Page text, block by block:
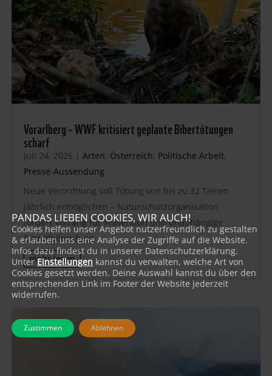
Vorarlberg – WWF kritisiert geplante Bibertötungen
scharf
Juli 24, 2026 | Arten, Österreich, Politische Arbeit,
Presse-Aussendung
Neue Verordnung soll Tötung von bis zu 32 Tieren
jährlich ermöglichen – Naturschutzorganisation
fordert Vorrang für Prävention und unabhängige
Einzelfallprüfung
mehr lesen
PANDAS LIEBEN COOKIES, WIR AUCH!
Cookies helfen unser Angebot nutzerfreundlich zu gestalten
& erlauben uns eine Analyse der Zugriffe auf die Website.
Infos dazu findest du in unserer Datenschutzerklärung.
UnterEinstellungen kannst du verwalten, welche Art von
Cookies gesetzt werden. Deine Auswahl kannst du über den
entsprechenden Link im Footer der Website jederzeit
widerrufen.
Zustimmen Ablehnen